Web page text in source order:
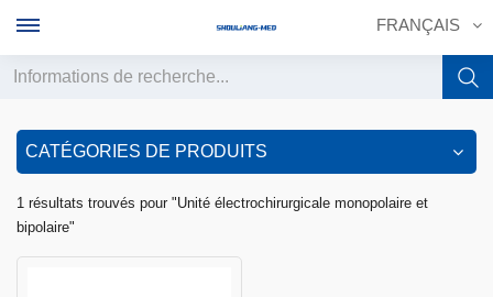
FRANÇAIS
English
français
CATÉGORIES DE PRODUITS
1 résultats trouvés pour "Unité électrochirurgicale monopolaire et
bipolaire"